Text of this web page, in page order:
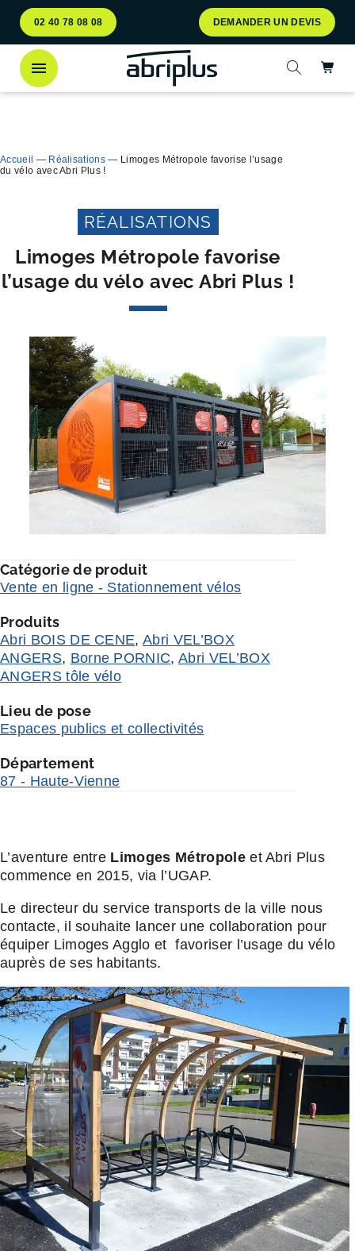
Aller
au
menu
Aller au
contenu
02 40 78 08 08 DEMANDER UN DEVIS
Ouvrir la
Accueil — Réalisations — Limoges Métropole favorise l’usage
du vélo avec Abri Plus !
RÉALISATIONS
Limoges Métropole favorise
l’usage du vélo avec Abri Plus !
Catégorie de produit
Vente en ligne - Stationnement vélos
Produits
Abri BOIS DE CENE,Abri VEL’BOX
ANGERS, Borne PORNIC,Abri VEL’BOX
ANGERS tôle vélo
Lieu de pose
Espaces publics et collectivités
Département
87 - Haute-Vienne
L’aventure entre Limoges Métropoleet Abri Plus
commence en 2015, via l’UGAP.
Le directeur du service transports de la ville nous
contacte, il souhaite lancer une collaboration pour
équiper Limoges Agglo et favoriser l’usage du vélo
auprès de ses habitants.